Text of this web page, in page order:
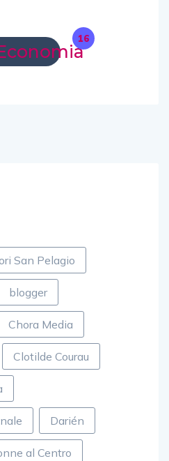
16
San Pelagio
blogger
Chora Media
Clotilde Courau
Darién
al Centro